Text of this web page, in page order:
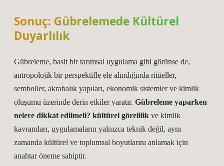
Sonuç: Gübrelemede Kültürel
Duyarlılık
Gübreleme, basit bir tarımsal uygulama gibi görünse de,
antropolojik bir perspektifle ele alındığında ritüeller,
semboller, akrabalık yapıları, ekonomik sistemler ve kimlik
oluşumu üzerinde derin etkiler yaratır. Gübreleme yaparken
nelere dikkat edilmeli? kültürel görelilik ve kimlik
kavramları, uygulamaların yalnızca teknik değil, aynı
zamanda kültürel ve toplumsal boyutlarını anlamak için
anahtar öneme sahiptir.